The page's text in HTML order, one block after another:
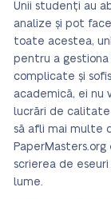
Unii studenți au
analize și pot
toate acestea,
pentru a
complicate și
academică, ei nu
lucrări de calitate
să afli mai multe
scrierea de
lume.